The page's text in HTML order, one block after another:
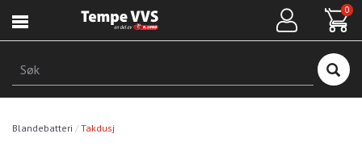
hovedinnhold
0
Søk
Blandebatteri Takdusj